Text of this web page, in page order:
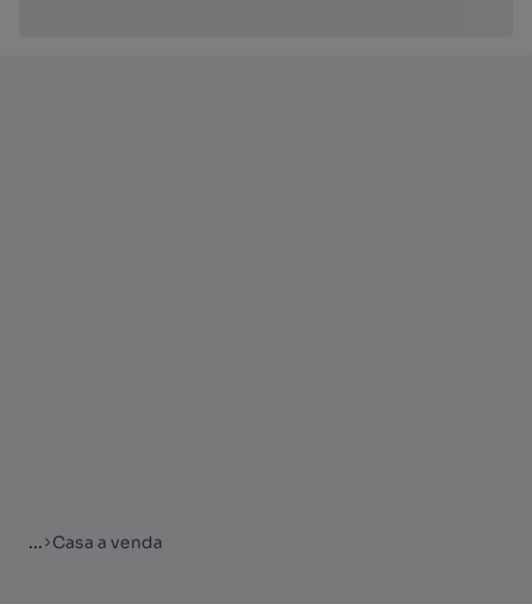
... Casa a venda